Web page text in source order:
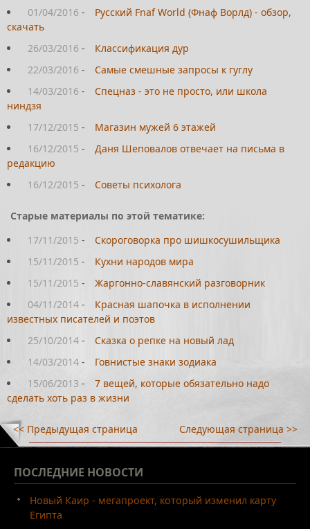
01/04/2016 -
Русский Fnaf World (Фнаф Ворлд) - обзор,
скачать
26/03/2016 -
Классификация дур
22/03/2016 -
Самые смешные запросы к гуглу
14/03/2016 -
Спецназ - это не просто, или школа
ниндзя
17/12/2015 -
Магазин мужей 6 этажей
16/12/2015 -
Даня Шеповалов отвечает на письма в
редакцию
16/12/2015 - Советы психолога
Старые материалы по этой тематике:
17/11/2015 -
Скороговорка про шишкосушильщика
15/11/2015 -
Кухни народов мира
15/11/2015 -
Жаргонно-славянский разговорник
04/11/2014 -
Красная шапочка в исполнении
известных писателей и поэтов
25/10/2014 -
Сказка о репке на новый лад
14/03/2014 -
Говнистые знаки зодиака
15/06/2013 -
7 вещей, которые обязательно надо
сделать хоть раз в жизни
<< Предыдущая страница Следующая страница >>
ПОСЛЕДНИЕ НОВОСТИ
Новый Каир - мегапроект, который изменил карту
Египта